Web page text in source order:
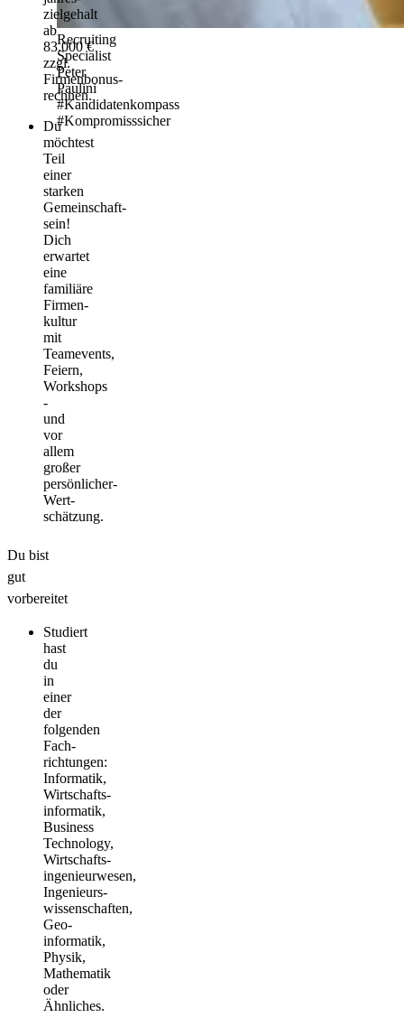
zielgehalt
ab
83.000 €
zzgl.
Firmenbonus­
rechnen.
Du
möchtest
Teil
einer
starken
Gemeinschaft­
sein!
Dich
erwartet
eine
familiäre
Firmen­
kultur
mit
Teamevents,
Feiern,
Workshops
-
und
vor
allem
großer
persönlicher­
Wert­
schätzung.
Du bist
gut
vorbereitet­
Studiert
hast
du
in
einer
der
folgenden
Fach­
richtungen:
Informatik,
Wirtschafts­
informatik,
Business
Technology­,
Wirtschafts­
ingenieurwesen,
Ingenieurs­
wissenschaften,
Geo­
informatik,
Physik,
Mathematik
oder
Ähnliches.
Recruiting
Specialist
Peter
Paulini
#Kandidatenkompass
#Kompromisssicher